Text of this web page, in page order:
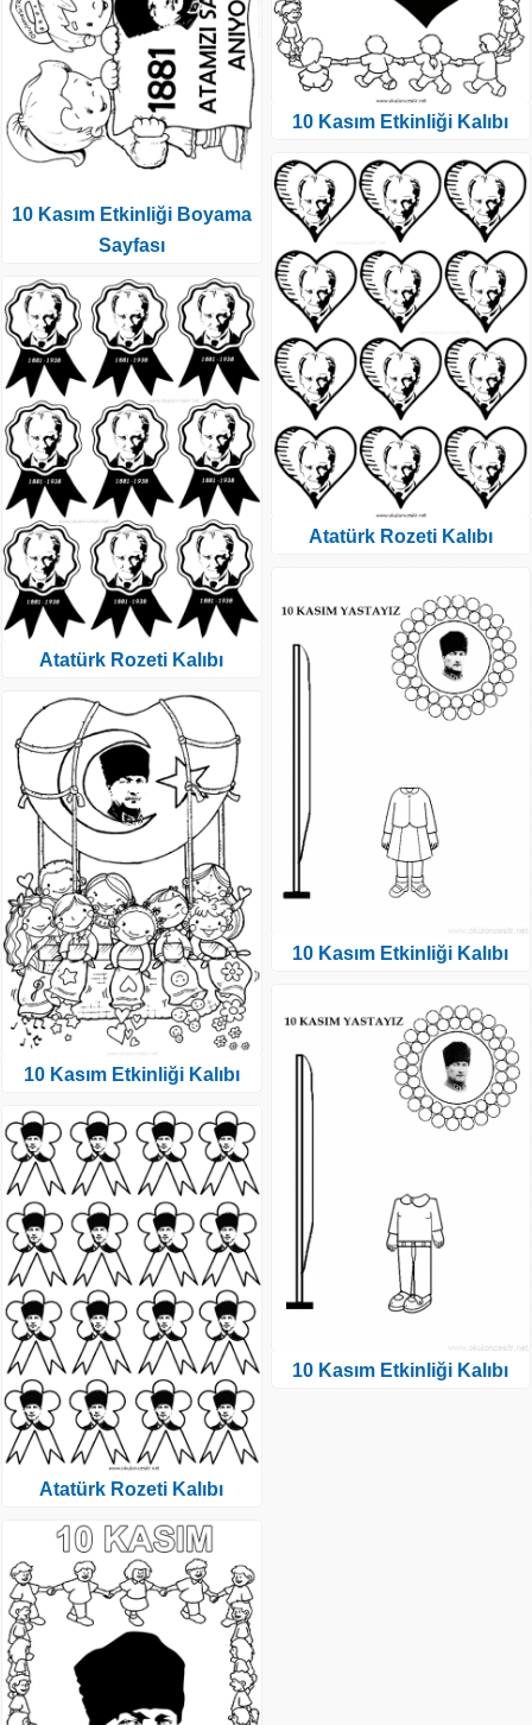
10 Kasım Etkinliği Boyama
Sayfası
Atatürk Rozeti Kalıbı
10 Kasım Etkinliği Kalıbı
Atatürk Rozeti Kalıbı
10 Kasım Etkinliği Kalıbı
Atatürk Rozeti Kalıbı
10 Kasım Etkinliği Kalıbı
10 Kasım Etkinliği Kalıbı